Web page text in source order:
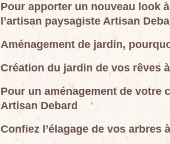
Pour apporter un nouveau look
l’artisan paysagiste Artisan
Aménagement de jardin,
Création du jardin de vos rêves
Pour un aménagement de votre
Artisan Debard
Confiez l’élagage de vos arbres